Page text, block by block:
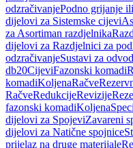
odzračivanjePodno grijanje
dijelovi za Sistemske cijevi
za Asortiman razdjelnika
dijelovi za Razdjelnici za
odzračivanjeSustavi za
db20CijeviFazonski komadi
komadiKoljenaRačve
RačveRedukcijeRevizije
fazonski komadiKoljena
dijelovi za SpojeviZavareni
dijelovi za Natične spojnice
prijelaz na druge materijale